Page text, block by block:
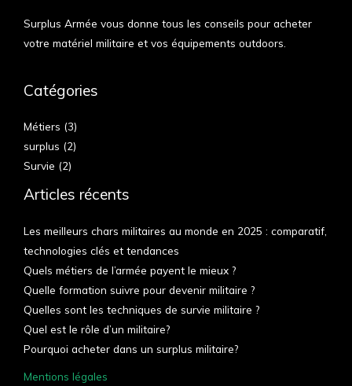
Surplus Armée vous donne tous les conseils pour acheter
votre matériel militaire et vos équipements outdoors.
Catégories
Métiers (3)
surplus (2)
Survie (2)
Articles récents
Les meilleurs chars militaires au monde en 2025 : comparatif,
technologies clés et tendances
Quels métiers de l’armée payent le mieux ?
Quelle formation suivre pour devenir militaire ?
Quelles sont les techniques de survie militaire ?
Quel est le rôle d’un militaire?
Pourquoi acheter dans un surplus militaire?
Mentions légales